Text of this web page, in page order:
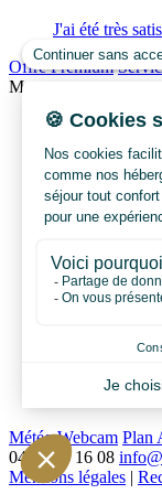
J'ai été très
Offre Premium
Menu
Location
Nos Prestation
Services
Votre
Séjour-
Nos
Vendre
Acheter
Météo Webcam Plan
04 50 74 16 08
Mentions légales |